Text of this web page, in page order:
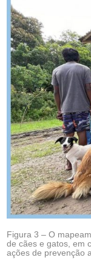
Figura 3 – O
de cães e gatos, em
ações de prevenção